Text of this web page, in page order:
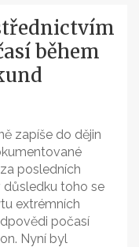
během
zapíše do dějin
posledních
důsledku toho se
extrémních
počasí
Nyní byl